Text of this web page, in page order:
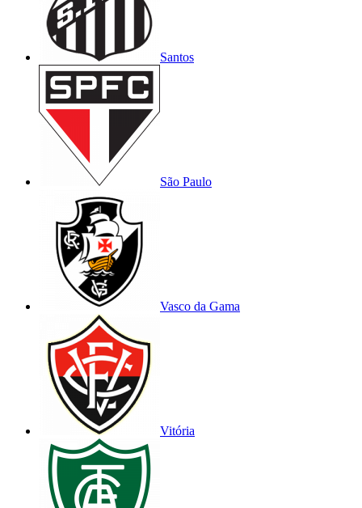
Santos
São Paulo
Vasco da Gama
Vitória